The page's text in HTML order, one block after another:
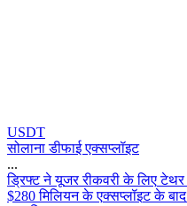
USDT
सोलाना डीफाई एक्सप्लॉइट
...
डफट न यजर रकवर क लए टथर
$280 मलयन क एकसपलइट क बद